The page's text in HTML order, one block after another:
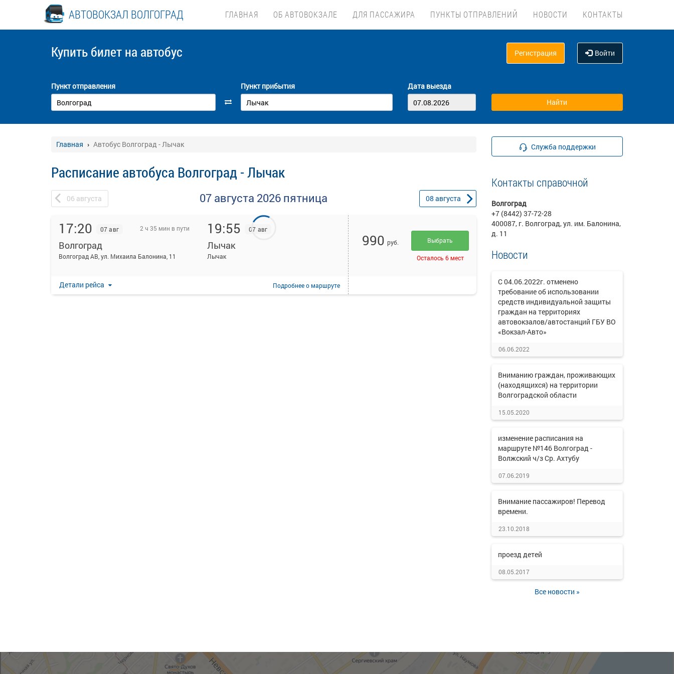
АВТОВОКЗАЛ ВОЛГОГРАД ГЛАВНАЯ ОБ АВТОВОКЗАЛЕ ДЛЯ ПАССАЖИРА ПУНКТЫ ОТПРАВЛЕНИЙ НОВОСТИ КОНТАКТЫ
Купить билет на автобус Регистрация Войти
Пункт отправления Пункт прибытия Дата выезда
Главная Автобус Волгоград - Лычак
Расписание автобуса Волгоград - Лычак
06 августа 07 августа 2026 пятница 08 августа
17:20 07 авг 2 ч 35 мин в пути
Волгоград
Волгоград АВ, ул. Михаила Балонина, 11
19:55 07 авг
Лычак
Лычак
Детали рейса Подробнеео маршруте
990 руб. Выбрать
Осталось 6 мест
Служба поддержки
Контакты справочной
Волгоград
+7 (8442) 37-72-28
400087, г. Волгоград, ул. им. Балонина,
д. 11
Новости
С 04.06.2022г. отменено
требование об использовании
средств индивидуальной защиты
граждан на территориях
автовокзалов/автостанций ГБУ ВО
«Вокзал-Авто»
06.06.2022
Вниманию граждан, проживающих
(находящихся) на территории
Волгоградской области
15.05.2020
изменение расписания на
маршруте №146 Волгоград -
Волжский ч/з Ср. Ахтубу
07.06.2019
Внимание пассажиров! Перевод
времени.
23.10.2018
проезд детей
08.05.2017
Все новости »